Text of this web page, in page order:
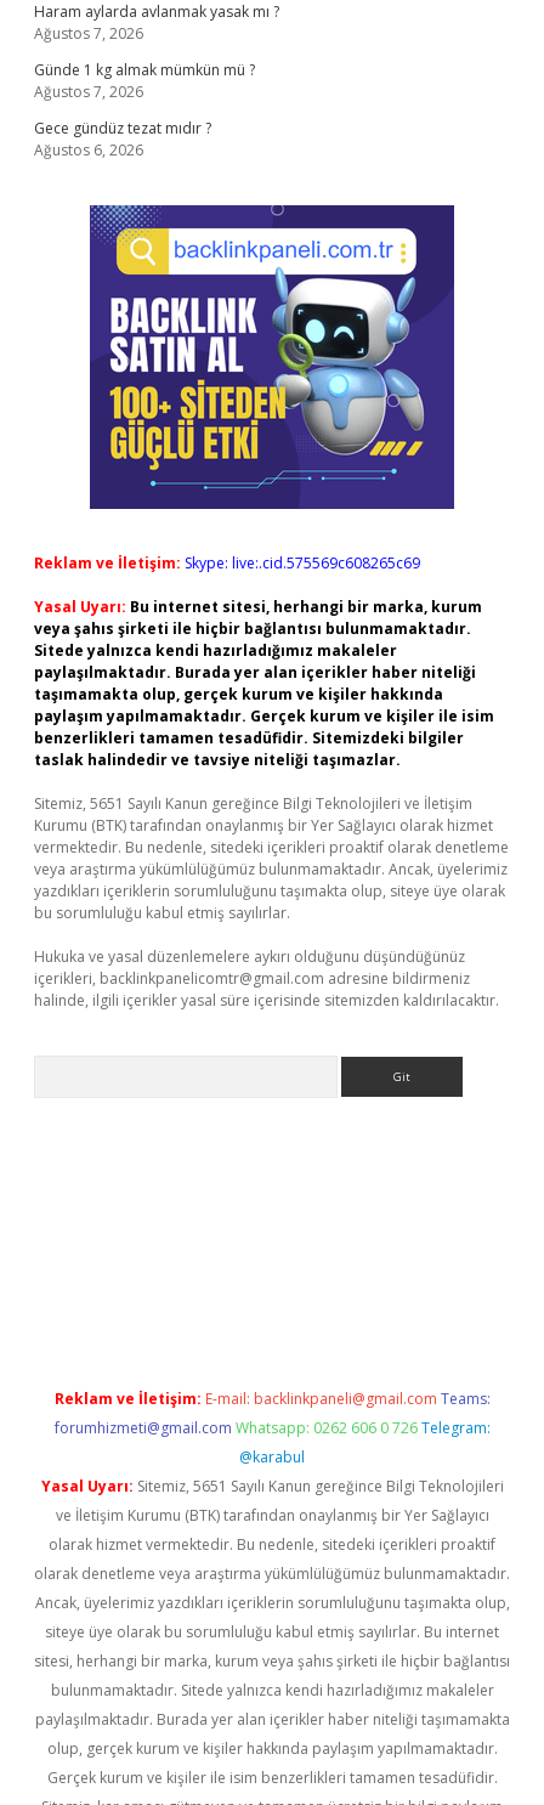
Haram aylarda avlanmak yasak mı ?
Ağustos 7, 2026
Günde 1 kg almak mümkün mü ?
Ağustos 7, 2026
Gece gündüz tezat mıdır ?
Ağustos 6, 2026
Reklam ve İletişim: Skype: live:.cid.575569c608265c69
Yasal Uyarı: Bu internet sitesi, herhangi bir marka, kurum
veya şahıs şirketi ile hiçbir bağlantısı bulunmamaktadır.
Sitede yalnızca kendi hazırladığımız makaleler
paylaşılmaktadır. Burada yer alan içerikler haber niteliği
taşımamakta olup, gerçek kurum ve kişiler hakkında
paylaşım yapılmamaktadır. Gerçek kurum ve kişiler ile isim
benzerlikleri tamamen tesadüfidir. Sitemizdeki bilgiler
taslak halindedir ve tavsiye niteliği taşımazlar.
Sitemiz, 5651 Sayılı Kanun gereğince Bilgi Teknolojileri ve İletişim
Kurumu (BTK) tarafından onaylanmış bir Yer Sağlayıcı olarak hizmet
vermektedir. Bu nedenle, sitedeki içerikleri proaktif olarak denetleme
veya araştırma yükümlülüğümüz bulunmamaktadır. Ancak, üyelerimiz
yazdıkları içeriklerin sorumluluğunu taşımakta olup, siteye üye olarak
bu sorumluluğu kabul etmiş sayılırlar.
Hukuka ve yasal düzenlemelere aykırı olduğunu düşündüğünüz
içerikleri, backlinkpanelicomtr@gmail.com adresine bildirmeniz
halinde, ilgili içerikler yasal süre içerisinde sitemizden kaldırılacaktır.
Reklam ve İletişim: E-mail: backlinkpaneli@gmail.com Teams:
forumhizmeti@gmail.com Whatsapp: 0262 606 0 726 Telegram:
@karabul
Yasal Uyarı: Sitemiz, 5651 Sayılı Kanun gereğince Bilgi Teknolojileri
ve İletişim Kurumu (BTK) tarafından onaylanmış bir Yer Sağlayıcı
olarak hizmet vermektedir. Bu nedenle, sitedeki içerikleri proaktif
olarak denetleme veya araştırma yükümlülüğümüz bulunmamaktadır.
Ancak, üyelerimiz yazdıkları içeriklerin sorumluluğunu taşımakta olup,
siteye üye olarak bu sorumluluğu kabul etmiş sayılırlar. Bu internet
sitesi, herhangi bir marka, kurum veya şahıs şirketi ile hiçbir bağlantısı
bulunmamaktadır. Sitede yalnızca kendi hazırladığımız makaleler
paylaşılmaktadır. Burada yer alan içerikler haber niteliği taşımamakta
olup, gerçek kurum ve kişiler hakkında paylaşım yapılmamaktadır.
Gerçek kurum ve kişiler ile isim benzerlikleri tamamen tesadüfidir.